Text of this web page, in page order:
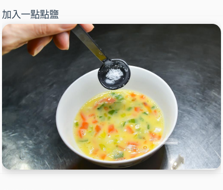
加入一點點鹽